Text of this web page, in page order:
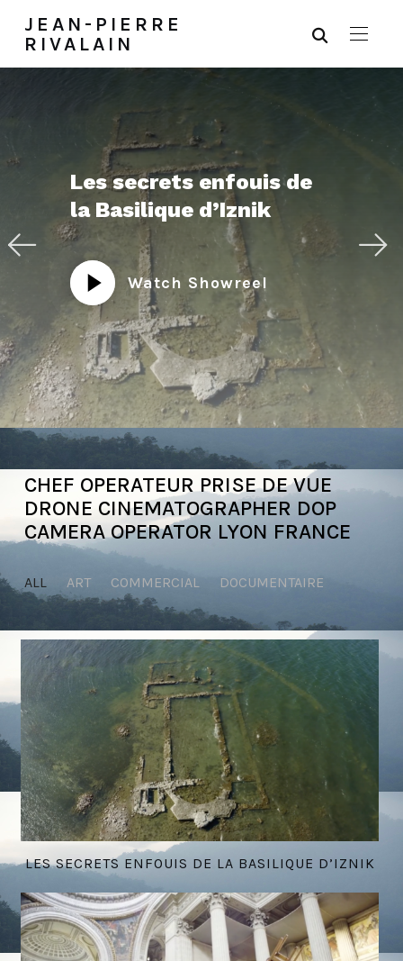
JEAN-PIERRE
RIVALAIN
Les secrets enfouis de
la Basilique d’Iznik
Watch Showreel
CHEF OPERATEUR PRISE DE VUE
DRONE CINEMATOGRAPHER DOP
CAMERA OPERATOR LYON FRANCE
ALL ART COMMERCIAL DOCUMENTAIRE
LES SECRETS ENFOUIS DE LA BASILIQUE D’IZNIK